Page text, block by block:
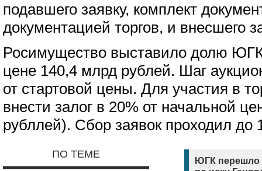
подавшего заявку, комплект
документацией торгов, и внесшего
Росимущество выставило долю ЮГК
цене 140,4 млрд рублей. Шаг
от стартовой цены. Для участия в
внести залог в 20% от начальной
рубллей). Сбор заявок проходил до
ПО ТЕМЕ
ЮГК перешло